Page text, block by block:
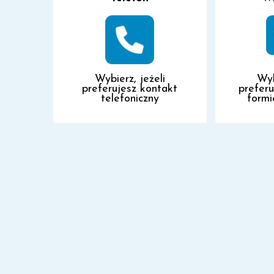
Wybierz, jeżeli
preferujesz kontakt
telefoniczny